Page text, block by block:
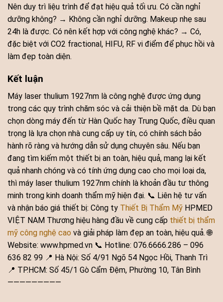
Nên duy trì liệu trình để đạt hiệu quả tối ưu. Có cần nghỉ
dưỡng không? → Không cần nghỉ dưỡng. Makeup nhẹ sau
24h là được. Có nên kết hợp với công nghệ khác? → Có,
đặc biệt với CO2 fractional, HIFU, RF vi điểm để phục hồi và
làm đẹp toàn diện.
Kết luận
Máy laser thulium 1927nm là công nghệ được ứng dụng
trong các quy trình chăm sóc và cải thiện bề mặt da. Dù bạn
chọn dòng máy đến từ Hàn Quốc hay Trung Quốc, điều quan
trọng là lựa chọn nhà cung cấp uy tín, có chính sách bảo
hành rõ ràng và hướng dẫn sử dụng chuyên sâu. Nếu bạn
đang tìm kiếm một thiết bị an toàn, hiệu quả, mang lại kết
quả nhanh chóng và có tính ứng dụng cao cho mọi loại da,
thì máy laser thulium 1927nm chính là khoản đầu tư thông
minh trong kinh doanh thẩm mỹ hiện đại. 📞 Liên hệ tư vấn
và nhận báo giá thiết bị: Công ty Thiết Bị Thẩm Mỹ HPMED
VIỆT NAM Thương hiệu hàng đầu về cung cấp thiết bị thẩm
mỹ công nghệ cao và giải pháp làm đẹp an toàn, hiệu quả. 🌐
Website: www.hpmed.vn 📞 Hotline: 076.6666.286 – 096
636 82 99 📍 Hà Nội: Số 4/91 Ngõ 54 Ngọc Hồi, Thanh Trì
📍 TP.HCM: Số 45/1 Gò Cẩm Đệm, Phường 10, Tân Bình
—————————